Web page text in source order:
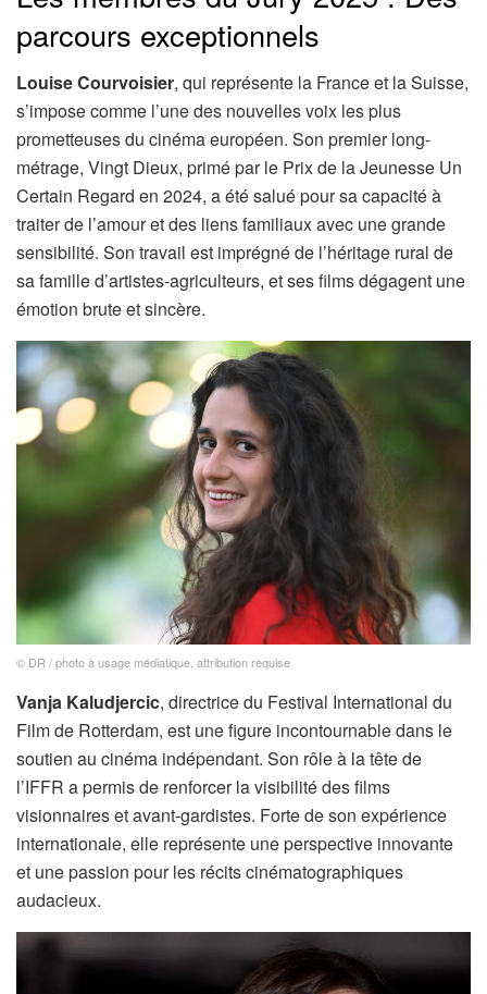
parcours exceptionnels
Louise Courvoisier, qui représente la France et la Suisse,
s’impose comme l’une des nouvelles voix les plus
prometteuses du cinéma européen. Son premier long-
métrage, Vingt Dieux, primé par le Prix de la Jeunesse Un
Certain Regard en 2024, a été salué pour sa capacité à
traiter de l’amour et des liens familiaux avec une grande
sensibilité. Son travail est imprégné de l’héritage rural de
sa famille d’artistes-agriculteurs, et ses films dégagent une
émotion brute et sincère.
© DR / photo à usage médiatique, attribution requise
Vanja Kaludjercic, directrice du Festival International du
Film de Rotterdam, est une figure incontournable dans le
soutien au cinéma indépendant. Son rôle à la tête de
l’IFFR a permis de renforcer la visibilité des films
visionnaires et avant-gardistes. Forte de son expérience
internationale, elle représente une perspective innovante
et une passion pour les récits cinématographiques
audacieux.